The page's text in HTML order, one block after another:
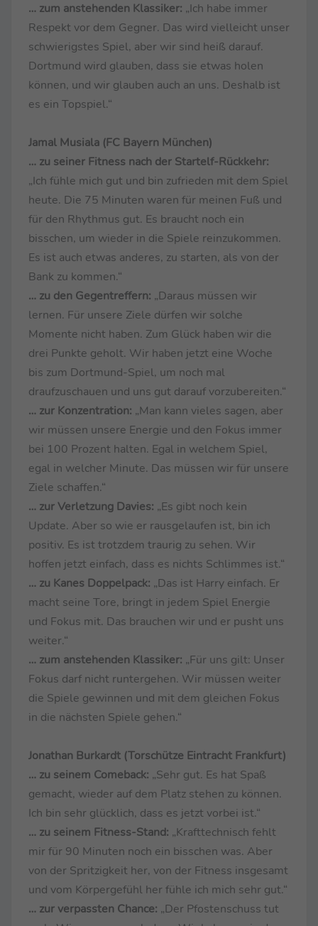
… zum anstehenden Klassiker: „Ich habe immer
Respekt vor dem Gegner. Das wird vielleicht unser
schwierigstes Spiel, aber wir sind heiß darauf.
Dortmund wird glauben, dass sie etwas holen
können, und wir glauben auch an uns. Deshalb ist
es ein Topspiel.“
Jamal Musiala (FC Bayern München)
… zu seiner Fitness nach der Startelf-Rückkehr:
„Ich fühle mich gut und bin zufrieden mit dem Spiel
heute. Die 75 Minuten waren für meinen Fuß und
für den Rhythmus gut. Es braucht noch ein
bisschen, um wieder in die Spiele reinzukommen.
Es ist auch etwas anderes, zu starten, als von der
Bank zu kommen.“
… zu den Gegentreffern: „Daraus müssen wir
lernen. Für unsere Ziele dürfen wir solche
Momente nicht haben. Zum Glück haben wir die
drei Punkte geholt. Wir haben jetzt eine Woche
bis zum Dortmund-Spiel, um noch mal
draufzuschauen und uns gut darauf vorzubereiten.“
… zur Konzentration: „Man kann vieles sagen, aber
wir müssen unsere Energie und den Fokus immer
bei 100 Prozent halten. Egal in welchem Spiel,
egal in welcher Minute. Das müssen wir für unsere
Ziele schaffen.“
… zur Verletzung Davies: „Es gibt noch kein
Update. Aber so wie er rausgelaufen ist, bin ich
positiv. Es ist trotzdem traurig zu sehen. Wir
hoffen jetzt einfach, dass es nichts Schlimmes ist.“
… zu Kanes Doppelpack: „Das ist Harry einfach. Er
macht seine Tore, bringt in jedem Spiel Energie
und Fokus mit. Das brauchen wir und er pusht uns
weiter.“
… zum anstehenden Klassiker: „Für uns gilt: Unser
Fokus darf nicht runtergehen. Wir müssen weiter
die Spiele gewinnen und mit dem gleichen Fokus
in die nächsten Spiele gehen.“
Jonathan Burkardt (Torschütze Eintracht Frankfurt)
… zu seinem Comeback: „Sehr gut. Es hat Spaß
gemacht, wieder auf dem Platz stehen zu können.
Ich bin sehr glücklich, dass es jetzt vorbei ist.“
… zu seinem Fitness-Stand: „Krafttechnisch fehlt
mir für 90 Minuten noch ein bisschen was. Aber
von der Spritzigkeit her, von der Fitness insgesamt
und vom Körpergefühl her fühle ich mich sehr gut.“
… zur verpassten Chance: „Der Pfostenschuss tut